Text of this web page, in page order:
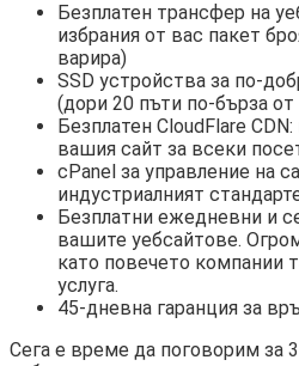
Безплатен трансфер на
избрания от вас пакет
варира)
SSD устройства за по-
(дори 20 пъти по-бърза
Безплатен CloudFlare
вашия сайт за всеки
cPanel за управление на
индустриалният
Безплатни ежедневни и
вашите уебсайтове.
като повечето компании
услуга.
45-дневна гаранция за
Сега е време да поговорим за